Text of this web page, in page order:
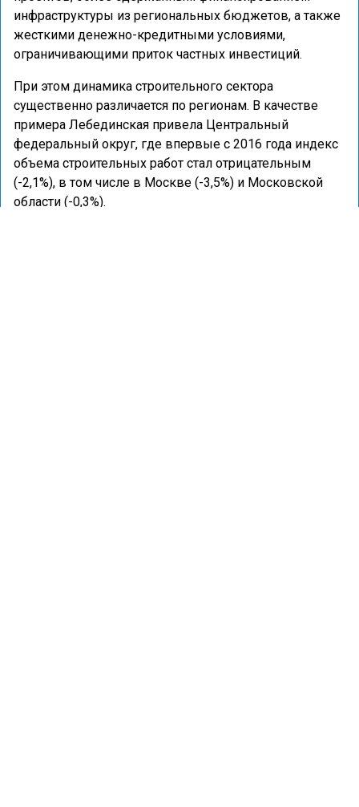
инфраструктуры из региональных бюджетов, а также
жесткими денежно-кредитными условиями,
ограничивающими приток частных инвестиций.
При этом динамика строительного сектора
существенно различается по регионам. В качестве
примера Лебединская привела Центральный
федеральный округ, где впервые с 2016 года индекс
объема строительных работ стал отрицательным
(-2,1%), в том числе в Москве (-3,5%) и Московской
области (-0,3%).